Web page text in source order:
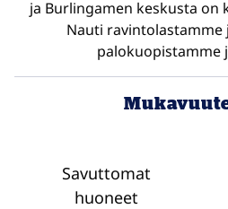
ja Burlingamen keskusta on
Nauti ravintolastamme
palokuopistamme
Savuttomat
huoneet